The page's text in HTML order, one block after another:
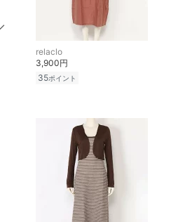
relaclo
3,900円
35ポイント